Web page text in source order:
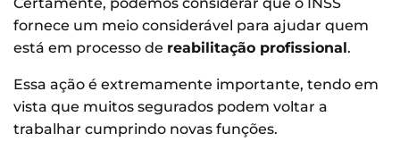
fornece um meio considerável para ajudar quem
está em processo de reabilitação profissional.
Essa ação é extremamente importante, tendo em
vista que muitos segurados podem voltar a
trabalhar cumprindo novas funções.